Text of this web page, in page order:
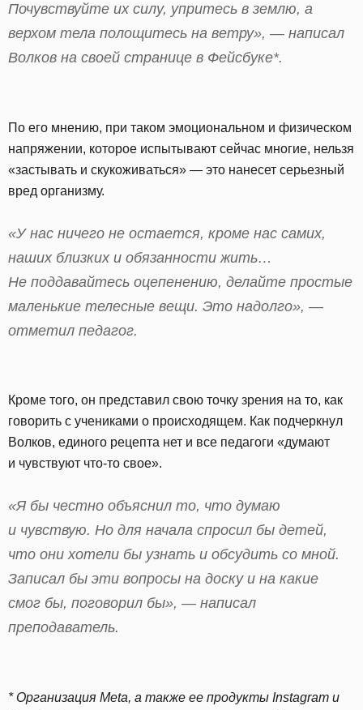
Почувствуйте их силу, упритесь в землю, а
верхом тела полощитесь на ветру», — написал
Волков на своей странице в Фейсбуке*.
По его мнению, при таком эмоциональном и физическом
напряжении, которое испытывают сейчас многие, нельзя
«застывать и скукоживаться» — это нанесет серьезный
вред организму.
«У нас ничего не остается, кроме нас самих,
наших близких и обязанности жить…
Не поддавайтесь оцепенению, делайте простые
маленькие телесные вещи. Это надолго», —
отметил педагог.
Кроме того, он представил свою точку зрения на то, как
говорить с учениками о происходящем. Как подчеркнул
Волков, единого рецепта нет и все педагоги «думают
и чувствуют что-то свое».
«Я бы честно объяснил то, что думаю
и чувствую. Но для начала спросил бы детей,
что они хотели бы узнать и обсудить со мной.
Записал бы эти вопросы на доску и на какие
смог бы, поговорил бы», — написал
преподаватель.
* Организация Meta, а также ее продукты Instagram и